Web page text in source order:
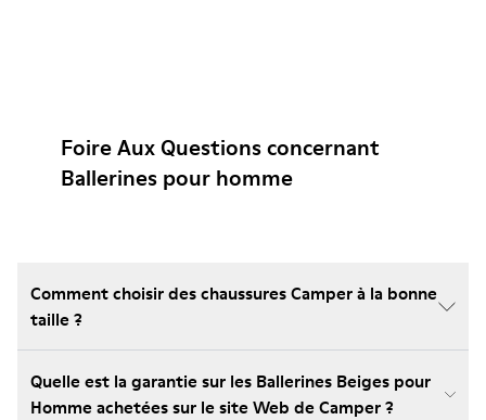
Foire Aux Questions concernant
Ballerines pour homme
Comment choisir des chaussures Camper à la bonne
taille ?
Quelle est la garantie sur les Ballerines Beiges pour
Homme achetées sur le site Web de Camper ?